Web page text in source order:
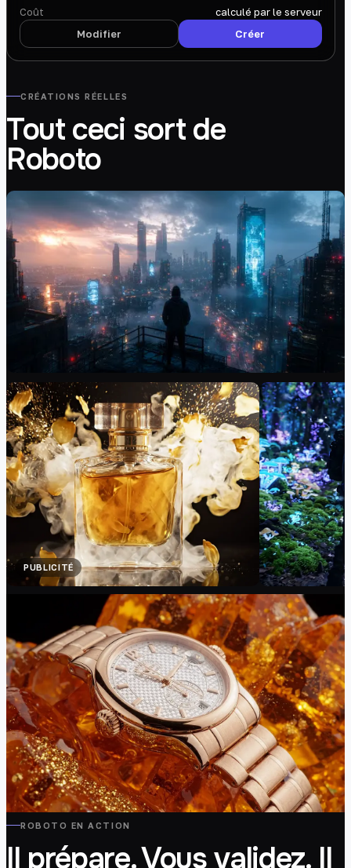
Coût
calculé par le serveur
Modifier
Créer
CRÉATIONS RÉELLES
Tout ceci sort de
Roboto
PUBLICITÉ
CINÉMA
DÉCOR
PUBLICITÉ
ROBOTO EN ACTION
Il prépare. Vous validez. Il